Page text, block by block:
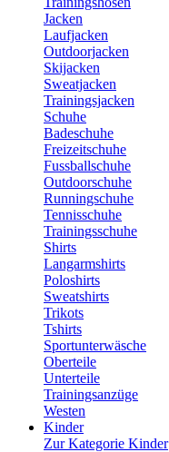
Jacken
Laufjacken
Outdoorjacken
Skijacken
Sweatjacken
Trainingsjacken
Schuhe
Badeschuhe
Freizeitschuhe
Fussballschuhe
Outdoorschuhe
Runningschuhe
Tennisschuhe
Trainingsschuhe
Shirts
Langarmshirts
Poloshirts
Sweatshirts
Trikots
Tshirts
Sportunterwäsche
Oberteile
Unterteile
Trainingsanzüge
Westen
Kinder
Zur Kategorie Kinder